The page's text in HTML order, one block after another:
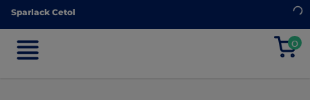
Sparlack Cetol
0
Sparlack Cetol
0